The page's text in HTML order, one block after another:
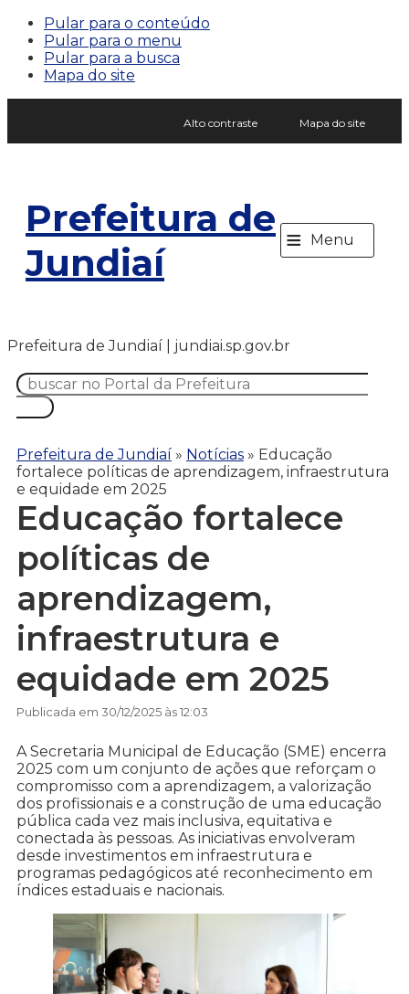
Pular para o conteúdo
Pular para o menu
Pular para a busca
Mapa do site
Alto contraste Mapa do site
Prefeitura de
Jundiaí
≡ Menu
Prefeitura de Jundiaí | jundiai.sp.gov.br
Prefeitura de Jundiaí » Notícias » Educação
fortalece políticas de aprendizagem, infraestrutura
e equidade em 2025
Educação fortalece
políticas de
aprendizagem,
infraestrutura e
equidade em 2025
Publicada em 30/12/2025 às 12:03
A Secretaria Municipal de Educação (SME) encerra
2025 com um conjunto de ações que reforçam o
compromisso com a aprendizagem, a valorização
dos profissionais e a construção de uma educação
pública cada vez mais inclusiva, equitativa e
conectada às pessoas. As iniciativas envolveram
desde investimentos em infraestrutura e
programas pedagógicos até reconhecimento em
índices estaduais e nacionais.